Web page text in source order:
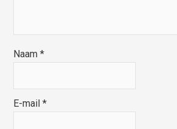
Naam*
E-mail*